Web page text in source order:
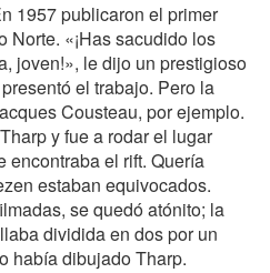
1957 publicaron el primer
Norte. «¡Has sacudido los
joven!», le dijo un prestigioso
el trabajo. Pero la
Cousteau, por ejemplo.
y fue a rodar el lugar
encontraba el rift. Quería
estaban equivocados.
se quedó atónito; la
dividida en dos por un
había dibujado Tharp.